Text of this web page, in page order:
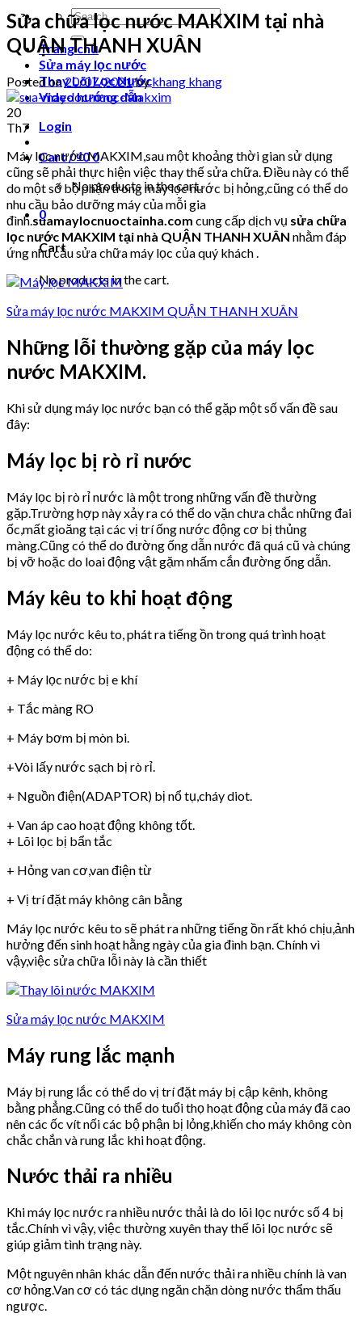
Search
for:
Trang chủ
Sửa máy lọc nước
Thay Lõi Lọc Nước
Video hướng dẫn
Login
Cart /₫00
No products in the cart.
0
Cart
No products in the cart.
Sửa chữa lọc nước MAKXIM tại nhà
QUẬN THANH XUÂN
Posted on20/07/2021bykhang khang
20
Th7
Máy lọc nước MAKXIM,sau một khoảng thời gian sử dụng
cũng sẽ phải thực hiện việc thay thế sửa chữa. Điều này có thể
do một số bộ phận trong máy lọc nước bị hỏng,cũng có thể do
nhu cầu bảo dưỡng máy của mỗi gia
đình.suamaylocnuoctainha.com cung cấp dịch vụ sửa chữa
lọc nước MAKXIM tại nhà QUẬN THANH XUÂN nhằm đáp
ứng nhu cầu sửa chữa máy lọc của quý khách .
Sửa máy lọc nước MAKXIM QUẬN THANH XUÂN
Những lỗi thường gặp của máy lọc
nước MAKXIM.
Khi sử dụng máy lọc nước bạn có thể gặp một số vấn đề sau
đây:
Máy lọc bị rò rỉ nước
Máy lọc bị rò rỉ nước là một trong những vấn đề thường
gặp.Trường hợp này xảy ra có thể do vặn chưa chắc những đai
ốc,mất gioăng tại các vị trí ống nước động cơ bị thủng
màng.Cũng có thể do đường ống dẫn nước đã quá cũ và chúng
bị vỡ hoặc do loai động vật gặm nhấm cắn đường ống dẫn.
Máy kêu to khi hoạt động
Máy lọc nước kêu to, phát ra tiếng ồn trong quá trình hoạt
động có thể do:
+ Máy lọc nước bị e khí
+ Tắc màng RO
+ Máy bơm bị mòn bi.
+Vòi lấy nước sạch bị rò rỉ.
+ Nguồn điện(ADAPTOR) bị nổ tụ,cháy diot.
+ Van áp cao hoạt động không tốt.
+ Lõi lọc bị bẩn tắc
+ Hỏng van cơ,van điện từ
+ Vị trí đặt máy không cân bằng
Máy lọc nước kêu to sẽ phát ra những tiếng ồn rất khó chịu,ảnh
hưởng đến sinh hoạt hằng ngày của gia đình bạn. Chính vì
vậy,việc sửa chữa lỗi này là cần thiết
Sửa máy lọc nước MAKXIM
Máy rung lắc mạnh
Máy bị rung lắc có thể do vị trí đặt máy bị cập kênh, không
bằng phẳng.Cũng có thể do tuổi thọ hoạt động của máy đã cao
nên các ốc vít nối các bộ phận bị lỏng,khiến cho máy không còn
chắc chắn và rung lắc khi hoạt động.
Nước thải ra nhiều
Khi máy lọc nước ra nhiều nước thải là do lõi lọc nước số 4 bị
tắc.Chính vì vậy, việc thường xuyên thay thế lõi lọc nước sẽ
giúp giảm tình trạng này.
Một nguyên nhân khác dẫn đến nước thải ra nhiều chính là van
cơ hỏng.Van cơ có tác dụng ngăn chặn dòng nước thẩm thấu
ngược.